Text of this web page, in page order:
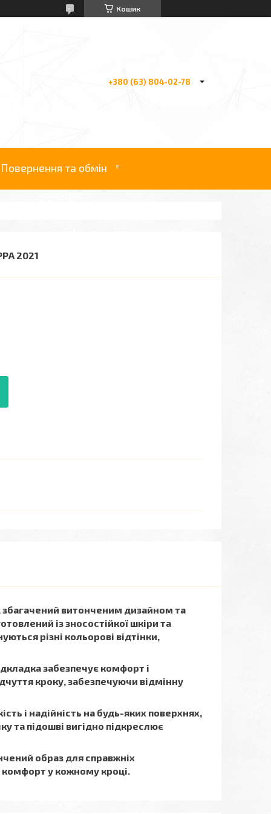
Кошик
+380 (63) 804-02-78
Повернення та обмін
2021
збагачений витонченим дизайном та
із зносостійкої шкіри та
різні кольорові відтінки,
забезпечує комфорт і
кроку, забезпечуючи відмінну
і надійність на будь-яких поверхнях,
та підошві вигідно підкреслює
образ для справжніх
комфорт у кожному кроці.